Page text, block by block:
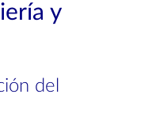
y
del